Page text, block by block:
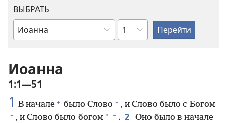
ВЫБРАТЬ
по
Библии
по
главам
Иоанна
1:1—51
1 В начале + было Слово + , и Слово было с Богом
+ , и Слово было богом * + . 2 Оно было в начале